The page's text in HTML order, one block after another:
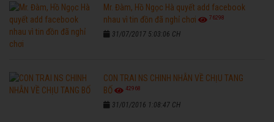
Mr. Đàm, Hồ Ngọc Hà quyết add facebook
nhau vì tin đồn đã nghỉ chơi
76298
31/07/2017 5:03:06 CH
CON TRAI NS CHINH NHẪN VỀ CHỊU TANG
BỐ
42968
31/01/2016 1:08:47 CH